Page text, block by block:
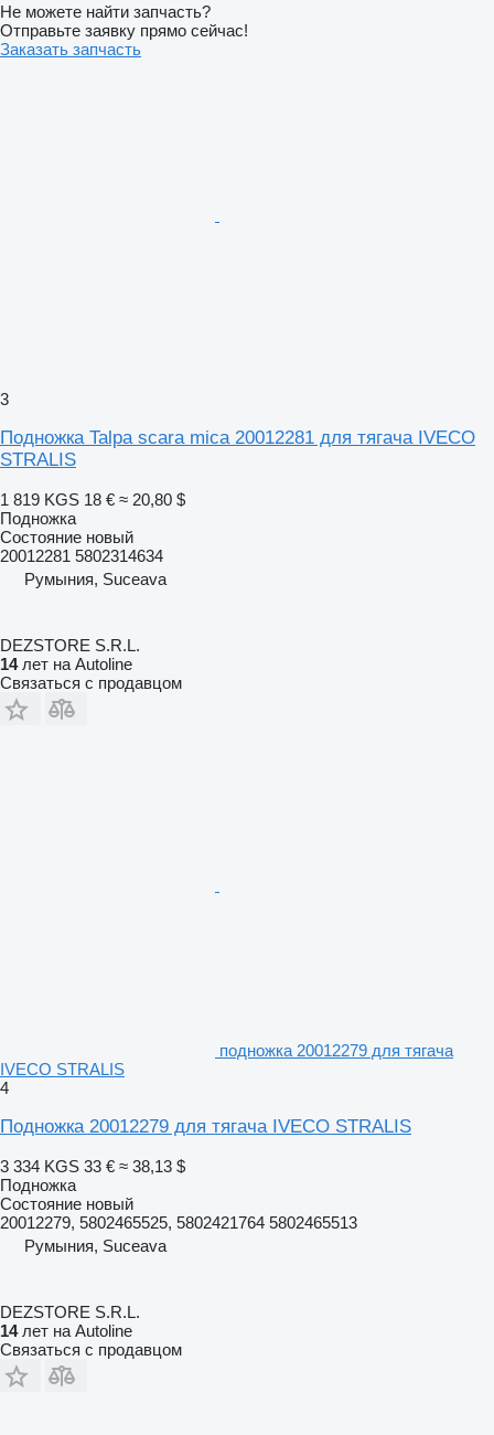
Не можете найти запчасть?
Отправьте заявку прямо сейчас!
Заказать запчасть
3
Подножка Talpa scara mica 20012281 для тягача IVECO
STRALIS
1 819 KGS 18 € ≈ 20,80 $
Подножка
Состояние новый
20012281 5802314634
Румыния, Suceava
DEZSTORE S.R.L.
14лет на Autoline
Связаться с продавцом
подножка 20012279 для тягача
IVECO STRALIS
4
Подножка 20012279 для тягача IVECO STRALIS
3 334 KGS 33 € ≈ 38,13 $
Подножка
Состояние новый
20012279, 5802465525, 5802421764 5802465513
Румыния, Suceava
DEZSTORE S.R.L.
14лет на Autoline
Связаться с продавцом